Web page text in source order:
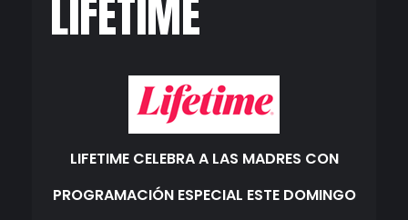
LIFETIME
LIFETIME CELEBRA A LAS MADRES CON
PROGRAMACIÓN ESPECIAL ESTE DOMINGO